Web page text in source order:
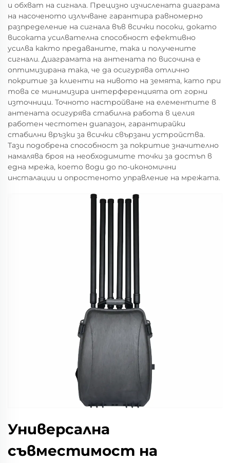
и обхват на сигнала. Прецизно изчислената диаграма
на насоченото излъчване гарантира равномерно
разпределение на сигнала във всички посоки, докато
високата усилвателна способност ефективно
усилва както предаваните, така и получените
сигнали. Диаграмата на антената по височина е
оптимизирана така, че да осигурява отлично
покритие за клиенти на нивото на земята, като при
това се минимизира интерференцията от горни
източници. Точното настройване на елементите в
антената осигурява стабилна работа в целия
работен честотен диапазон, гарантирайки
стабилни връзки за всички свързани устройства.
Тази подобрена способност за покритие значително
намалява броя на необходимите точки за достъп в
една мрежа, което води до по-икономични
инсталации и опростеното управление на мрежата.
Универсална
съвместимост на